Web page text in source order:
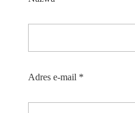
Adres e-mail *